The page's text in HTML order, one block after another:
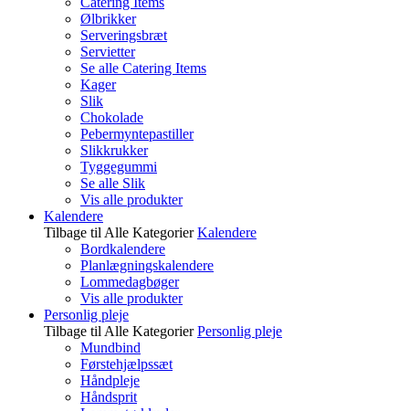
Ølbrikker
Serveringsbræt
Servietter
Se alle Catering Items
Kager
Slik
Chokolade
Pebermyntepastiller
Slikkrukker
Tyggegummi
Se alle Slik
Vis alle produkter
Kalendere
Tilbage til Alle Kategorier Kalendere
Bordkalendere
Planlægningskalendere
Lommedagbøger
Vis alle produkter
Personlig pleje
Tilbage til Alle Kategorier Personlig pleje
Mundbind
Førstehjælpssæt
Håndpleje
Håndsprit